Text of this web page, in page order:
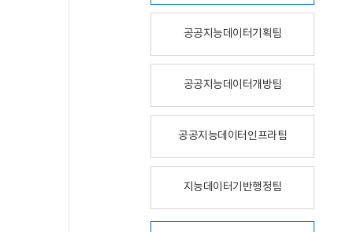
공공지능데이터기획팀
공공지능데이터개방팀
공공지능데이터인프라팀
지능데이터기반행정팀